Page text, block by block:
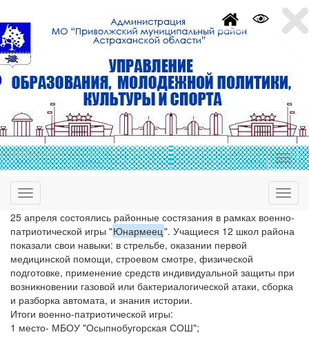
25 апреля состоялись районные состязания в рамках военно-
патриотической игры "Юнармеец". Учащиеся 12 школ района
показали свои навыки: в стрельбе, оказании первой
медицинской помощи, строевом смотре, физической
подготовке, применение средств индивидуальной защиты при
возникновении газовой или бактериалогической атаки, сборка
и разборка автомата, и знания истории.
Итоги военно-патриотической игры:
1 место- МБОУ "Осыпнобугорская СОШ";